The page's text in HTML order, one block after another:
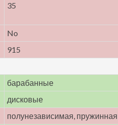
35
No
915
барабанные
дисковые
полунезависимая, пружинная